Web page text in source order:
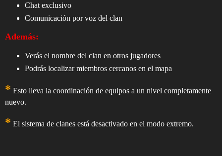
Chat exclusivo
Comunicación por voz del clan
Además:
Verás el nombre del clan en otros jugadores
Podrás localizar miembros cercanos en el mapa
* Esto lleva la coordinación de equipos a un nivel completamente
nuevo.
* El sistema de clanes está desactivado en el modo extremo.